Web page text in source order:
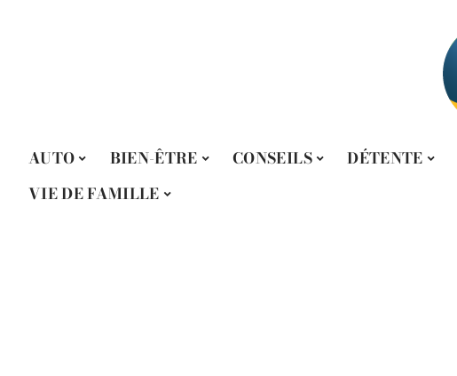
AUTO BIEN-ÊTRE CONSEILS DÉTENTE
VIE DE FAMILLE